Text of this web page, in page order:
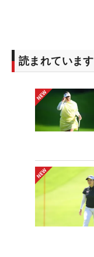
読まれています